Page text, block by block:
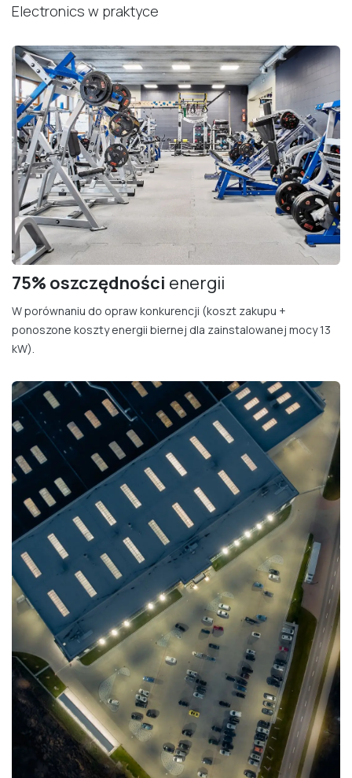
Electronics w praktyce
75% oszczędności energii
W porównaniu do opraw konkurencji (koszt zakupu +
ponoszone koszty energii biernej dla zainstalowanej mocy 13
kW).